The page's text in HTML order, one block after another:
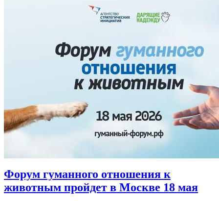
Форум гуманного отношения к
животным пройдет в Москве 18 мая